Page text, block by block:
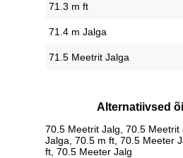
71.3 m ft
71.4 m Jalga
71.5 Meetrit Jalga
Alternatiivsed
70.5 Meetrit Jalg, 70.5 Meetrit
Jalga, 70.5 m ft, 70.5 Meeter
ft, 70.5 Meeter Jalg